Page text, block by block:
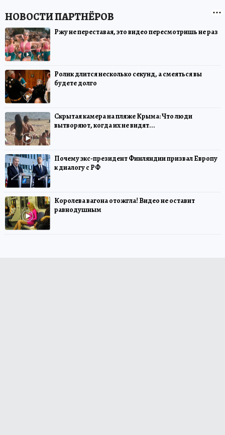
Ржу не переставая, это видео пересмотришь не раз
Ролик длится несколько секунд, а смеяться вы
будете долго
Скрытая камера на пляже Крыма: Что люди
вытворяют, когда их не видят...
Почему экс-президент Финляндии призвал Европу
к диалогу с РФ
Королева вагона отожгла! Видео не оставит
равнодушным